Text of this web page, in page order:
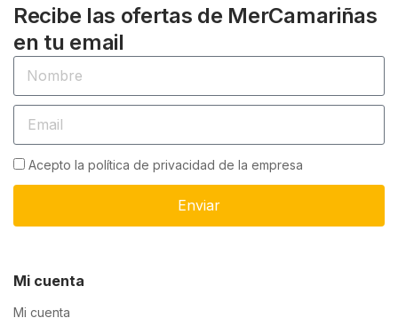
Recibe las ofertas de MerCamariñas
en tu email
Acepto la política de privacidad de la empresa
Enviar
Mi cuenta
Mi cuenta